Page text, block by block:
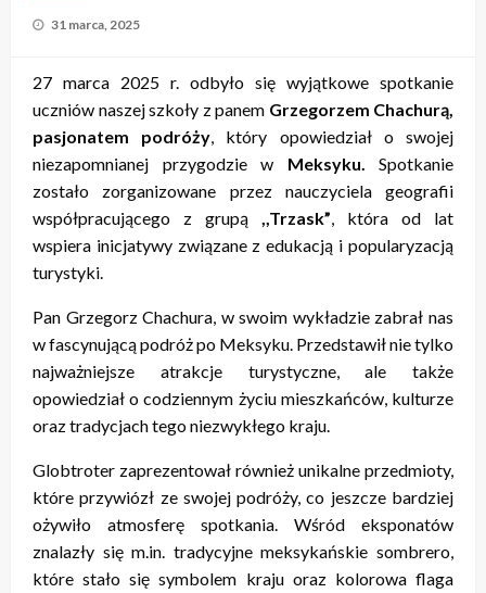
Opublikowane
31 marca, 2025
27 marca 2025 r. odbyło się wyjątkowe spotkanie
uczniów naszej szkoły z panem Grzegorzem Chachurą,
pasjonatem podróży, który opowiedział o swojej
niezapomnianej przygodzie w Meksyku. Spotkanie
zostało zorganizowane przez nauczyciela geografii
współpracującego z grupą ,,Trzask”, która od lat
wspiera inicjatywy związane z edukacją i popularyzacją
turystyki.
Pan Grzegorz Chachura, w swoim wykładzie zabrał nas
w fascynującą podróż po Meksyku. Przedstawił nie tylko
najważniejsze atrakcje turystyczne, ale także
opowiedział o codziennym życiu mieszkańców, kulturze
oraz tradycjach tego niezwykłego kraju.
Globtroter zaprezentował również unikalne przedmioty,
które przywiózł ze swojej podróży, co jeszcze bardziej
ożywiło atmosferę spotkania. Wśród eksponatów
znalazły się m.in. tradycyjne meksykańskie sombrero,
które stało się symbolem kraju oraz kolorowa flaga